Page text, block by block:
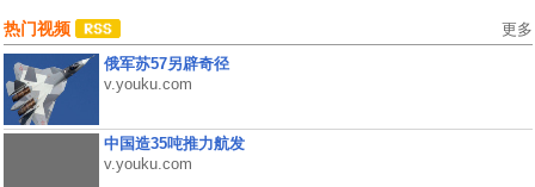
热门视频 更多
俄军苏57另辟奇径
v.youku.com
中国造35吨推力航发
v.youku.com